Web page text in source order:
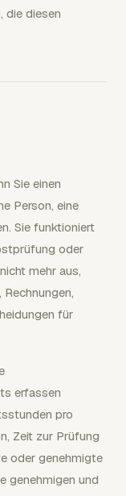
die diesen
Sie einen
Person, eine
Sie funktioniert
oder
mehr aus,
für
erfassen
pro
Zeit zur Prüfung
oder genehmigte
genehmigen und